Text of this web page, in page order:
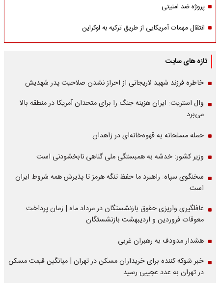
پروژه ضد امنیتی
انتقال مهمات آمریکایی از طریق ترکیه به اوکراین
تازه های سایت
خاطره فرزند شهید لاریجانی از احراز نشدن صلاحیت پدر شهدیش
وال استریت: ایران هزینه جنگ را برای متحدان آمریکا در منطقه بالا
می‌برد
حمله مسلحانه به قهوه‌خانه‌ای در زاهدان
وزیر کشور: خدشه به همبستگی ملی گناهی نابخشودنی است
سخنگوی سپاه: راهبرد ما حفظ تنگه هرمز تا پذیرش همه شروط ایران
است
غافلگیری واریزی حقوق بازنشستگان در مرداد ماه | زمان پرداخت
معوقات فروردین و اردیبهشت بازنشستگان
هشدار مدودف به رهبران غربی
خبر شوکه کننده برای خریداران مسکن در تهران | میانگین قیمت مسکن
در تهران به عدد عجیبی رسید